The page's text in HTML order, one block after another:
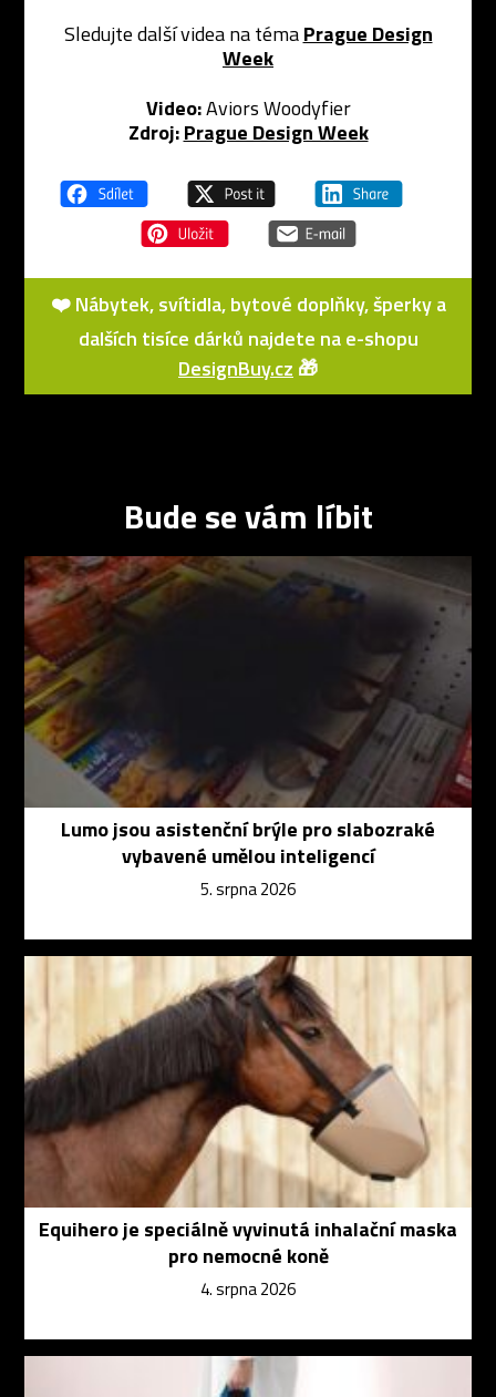
Sledujte další videa na témaPrague Design
Week
Video:Aviors Woodyfier
Zdroj: Prague Design Week
❤️ Nábytek, svítidla, bytové doplňky, šperky a
dalších tisíce dárků najdete na e-shopu
DesignBuy.cz 🎁
Bude se vám líbit
Lumo jsou asistenční brýle pro slabozraké
vybavené umělou inteligencí
5. srpna 2026
Equihero je speciálně vyvinutá inhalační maska
pro nemocné koně
4. srpna 2026